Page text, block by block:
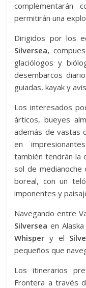
complementarán
permitirán una
Dirigidos por los
Silversea,
glaciólogos y
desembarcos
guiadas, kayak y
Los interesados
árticos, bueyes
además de vastas
en
también tendrán la
sol de
boreal, con un
imponentes y
Navegando entre
Silversea en
Whisper y el
pequeños que
Los itinerarios
Frontera a través